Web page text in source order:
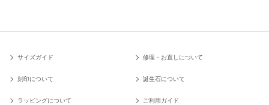
サイズガイド 修理・お直しについて
刻印について 誕生石について
ラッピングについて ご利用ガイド